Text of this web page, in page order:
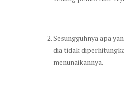
Sesungguhnya apa
dia tidak
menunaikannya.